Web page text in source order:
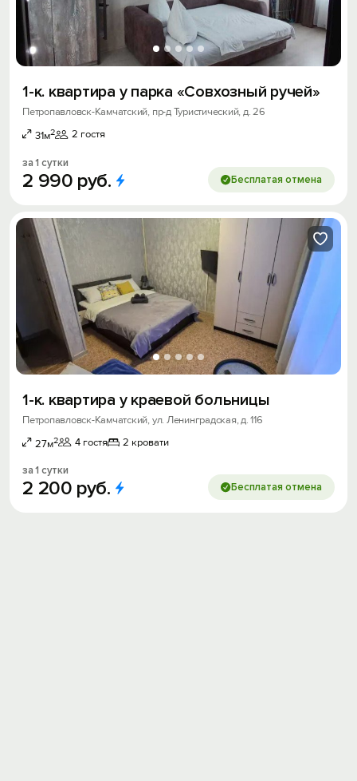
1-к. квартира у парка «Совхозный ручей»
Петропавловск-Камчатский, пр-д Туристический, д. 26
31м2 2 гостя
за 1 сутки
2 990 руб. Бесплатая отмена
1-к. квартира у краевой больницы
Петропавловск-Камчатский, ул. Ленинградская, д. 116
27м2 4 гостя 2 кровати
за 1 сутки
2 200 руб. Бесплатая отмена